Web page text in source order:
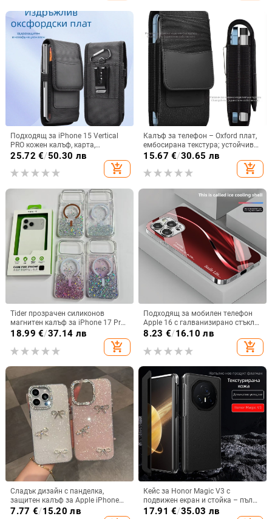
Подходящ за iPhone 15 Vertical
PRO кожен калъф, карта,
оксфордски плат, найлонов плат,
мобилен телефон
25.72 €/50.30 лв
add_shopping_cart
Калъф за телефон – Oxford плат,
ембосирана текстура; устойчив
на износ и изпадане, против
отпечатъци; съвместим с iPhone
12, iPhone 13, iPhone 14 и други
15.67 €/30.65 лв
add_shopping_cart
Tider прозрачен силиконов
магнитен калъф за iPhone 17 Pro
Max, защита срещу падане,
18.99 €/37.14 лв
add_shopping_cart
Подходящ за мобилен телефон
Apple 16 с галванизирано стъкло
и ослепителна течаща светлина,
семпъл iPhone 17 Pro, модерен и
лек луксозен 14 Plus.
8.23 €/16.10 лв
add_shopping_cart
Сладък дизайн с панделка,
защитен калъф за Apple iPhone
11–15 Pro Max, пълен обхват
7.77 €/15.20 лв
Кейс за Honor Magic V3 с
подвижен екран и стойка – пълна
защита, удароустойчив, против
17.91 €/35.03 лв